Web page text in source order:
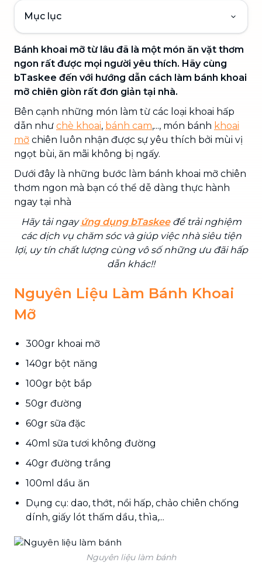
Mục lục
Bánh khoai mỡ từ lâu đã là một món ăn vặt thơm
ngon rất được mọi người yêu thích. Hãy cùng
bTaskee đến với hướng dẫn cách làm bánh khoai
mỡ chiên giòn rất đơn giản tại nhà.
Bên cạnh những món làm từ các loại khoai hấp
dẫn như chè khoai, bánh cam,..., món bánh khoai
mỡ chiên luôn nhận được sự yêu thích bởi mùi vị
ngọt bùi, ăn mãi không bị ngấy.
Dưới đây là những bước làm bánh khoai mỡ chiên
thơm ngon mà bạn có thể dễ dàng thực hành
ngay tại nhà
Hãy tải ngay ứng dụng bTaskeeđể trải nghiệm
các dịch vụ chăm sóc và giúp việc nhà siêu tiện
lợi, uy tín chất lượng cùng vô số những ưu đãi hấp
dẫn khác!!
Nguyên Liệu Làm Bánh Khoai
Mỡ
300gr khoai mỡ
140gr bột năng
100gr bột bắp
50gr đường
60gr sữa đặc
40ml sữa tươi không đường
40gr đường trắng
100ml dầu ăn
Dụng cụ: dao, thớt, nồi hấp, chảo chiên chống
dính, giấy lót thấm dầu, thìa,...
Nguyên liệu làm bánh